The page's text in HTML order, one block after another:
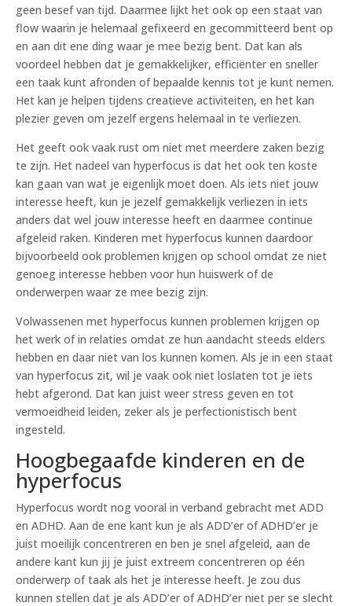
geen besef van tijd. Daarmee lijkt het ook op een staat van
flow waarin je helemaal gefixeerd en gecommitteerd bent op
en aan dit ene ding waar je mee bezig bent. Dat kan als
voordeel hebben dat je gemakkelijker, efficiënter en sneller
een taak kunt afronden of bepaalde kennis tot je kunt nemen.
Het kan je helpen tijdens creatieve activiteiten, en het kan
plezier geven om jezelf ergens helemaal in te verliezen.
Het geeft ook vaak rust om niet met meerdere zaken bezig
te zijn. Het nadeel van hyperfocus is dat het ook ten koste
kan gaan van wat je eigenlijk moet doen. Als iets niet jouw
interesse heeft, kun je jezelf gemakkelijk verliezen in iets
anders dat wel jouw interesse heeft en daarmee continue
afgeleid raken. Kinderen met hyperfocus kunnen daardoor
bijvoorbeeld ook problemen krijgen op school omdat ze niet
genoeg interesse hebben voor hun huiswerk of de
onderwerpen waar ze mee bezig zijn.
Volwassenen met hyperfocus kunnen problemen krijgen op
het werk of in relaties omdat ze hun aandacht steeds elders
hebben en daar niet van los kunnen komen. Als je in een staat
van hyperfocus zit, wil je vaak ook niet loslaten tot je iets
hebt afgerond. Dat kan juist weer stress geven en tot
vermoeidheid leiden, zeker als je perfectionistisch bent
ingesteld.
Hoogbegaafde kinderen en de
hyperfocus
Hyperfocus wordt nog vooral in verband gebracht met ADD
en ADHD. Aan de ene kant kun je als ADD’er of ADHD’er je
juist moeilijk concentreren en ben je snel afgeleid, aan de
andere kant kun jij je juist extreem concentreren op één
onderwerp of taak als het je interesse heeft. Je zou dus
kunnen stellen dat je als ADD’er of ADHD’er niet per se slecht